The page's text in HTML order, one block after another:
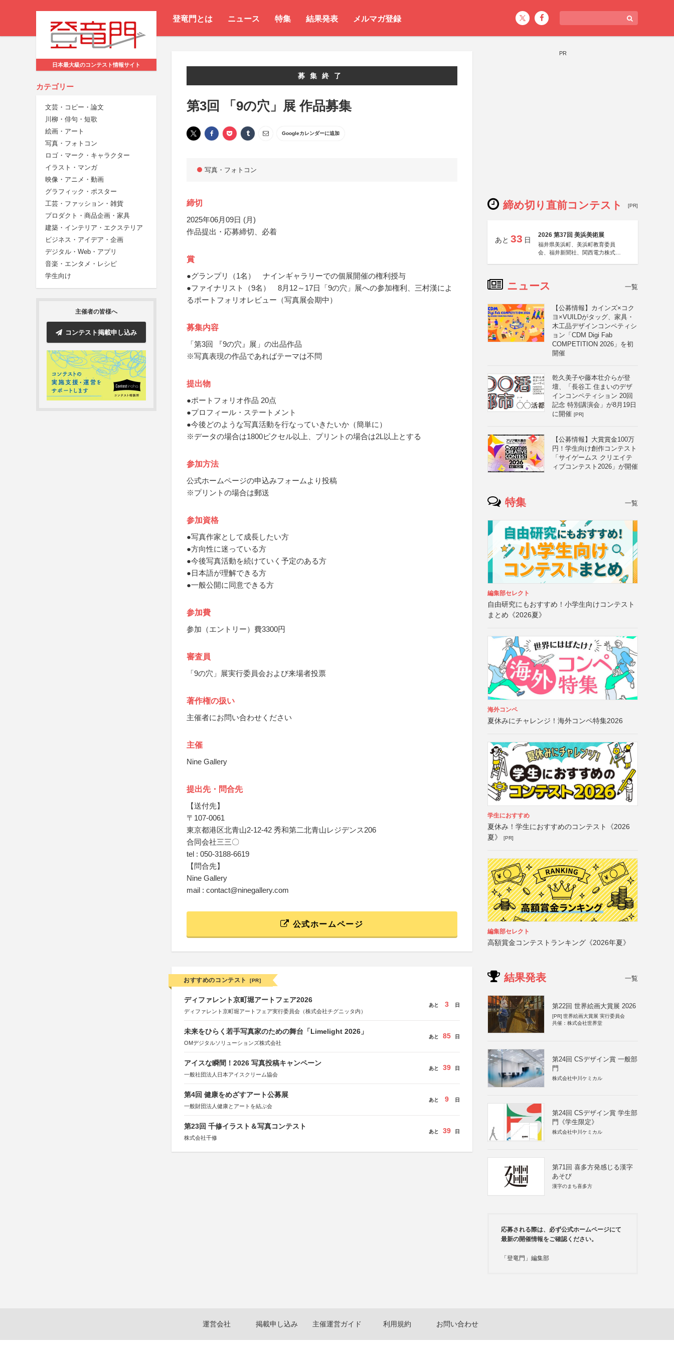
登竜門とは ニュース 特集 結果発表 メルマガ登録
日本最大級のコンテスト情報サイト
カテゴリー
文芸・コピー・論文
川柳・俳句・短歌
絵画・アート
写真・フォトコン
ロゴ・マーク・キャラクター
イラスト・マンガ
映像・アニメ・動画
グラフィック・ポスター
工芸・ファッション・雑貨
プロダクト・商品企画・家具
建築・インテリア・エクステリア
ビジネス・アイデア・企画
デジタル・Web・アプリ
音楽・エンタメ・レシピ
学生向け
主催者の皆様へ
コンテスト掲載申し込み
募集終了
第3回 「9の穴」展 作品募集
Googleカレンダーに追加
写真・フォトコン
締切
2025年06月09日 (月)
作品提出・応募締切、必着
賞
●グランプリ（1名） ナインギャラリーでの個展開催の権利授与
●ファイナリスト（9名） 8月12～17日「9の穴」展への参加権利、三村漢によ
るポートフォリオレビュー（写真展会期中）
募集内容
「第3回 『9の穴』展」の出品作品
※写真表現の作品であればテーマは不問
提出物
●ポートフォリオ作品 20点
●プロフィール・ステートメント
●今後どのような写真活動を行なっていきたいか（簡単に）
※データの場合は1800ピクセル以上、プリントの場合は2L以上とする
参加方法
公式ホームページの申込みフォームより投稿
※プリントの場合は郵送
参加資格
●写真作家として成長したい方
●方向性に迷っている方
●今後写真活動を続けていく予定のある方
●日本語が理解できる方
●一般公開に同意できる方
参加費
参加（エントリー）費3300円
審査員
「9の穴」展実行委員会および来場者投票
著作権の扱い
主催者にお問い合わせください
主催
Nine Gallery
提出先・問合先
【送付先】
〒107-0061
東京都港区北青山2-12-42 秀和第二北青山レジデンス206
合同会社三三〇
tel : 050-3188-6619
【問合先】
Nine Gallery
mail : contact@ninegallery.com
公式ホームページ
おすすめのコンテスト [PR]
ディファレント京町堀アートフェア2026
ディファレント京町堀アートフェア実行委員会（株式会社チグニッタ内）
あと 3 日
未来をひらく若手写真家のための舞台「Limelight 2026」
OMデジタルソリューションズ株式会社
あと 85 日
アイスな瞬間！2026 写真投稿キャンペーン
一般社団法人日本アイスクリーム協会
あと 39 日
第4回 健康をめざすアート公募展
一般財団法人健康とアートを結ぶ会
あと 9 日
第23回 千修イラスト＆写真コンテスト
株式会社千修
あと 39 日
PR
締め切り直前コンテスト [PR]
あと 33 日
2026 第37回 美浜美術展
福井県美浜町、美浜町教育委員
会、福井新聞社、関西電力株式会
ニュース 一覧
【公募情報】カインズ×コク
ヨ×VUILDがタッグ、家具・
木工品デザインコンペティシ
ョン「CDM Digi Fab
COMPETITION 2026」を初
開催
乾久美子や藤本壮介らが登
壇、「長谷工 住まいのデザ
インコンペティション 20回
記念 特別講演会」が8月19日
に開催 [PR]
【公募情報】大賞賞金100万
円！学生向け創作コンテスト
「サイゲームス クリエイテ
ィブコンテスト2026」が開催
特集 一覧
編集部セレクト
自由研究にもおすすめ！小学生向けコンテスト
まとめ《2026夏》
海外コンペ
夏休みにチャレンジ！海外コンペ特集2026
学生におすすめ
夏休み！学生におすすめのコンテスト《2026
夏》
[PR]
編集部セレクト
高額賞金コンテストランキング《2026年夏》
結果発表 一覧
第22回 世界絵画大賞展 2026
[PR] 世界絵画大賞展 実行委員会
共催：株式会社世界堂
第24回 CSデザイン賞 一般部
門
株式会社中川ケミカル
第24回 CSデザイン賞 学生部
門《学生限定》
株式会社中川ケミカル
第71回 喜多方発感じる漢字
あそび
漢字のまち喜多方
応募される際は、必ず公式ホームページにて
最新の開催情報をご確認ください。
「登竜門」編集部
運営会社 掲載申し込み 主催運営ガイド 利用規約 お問い合わせ